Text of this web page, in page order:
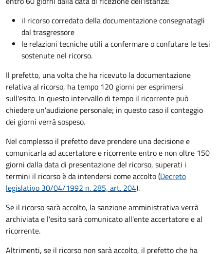
il ricorso corredato della documentazione consegnatagli
dal trasgressore
le relazioni tecniche utili a confermare o confutare le tesi
sostenute nel ricorso.
Il prefetto, una volta che ha ricevuto la documentazione
relativa al ricorso, ha tempo 120 giorni per esprimersi
sull'esito. In questo intervallo di tempo il ricorrente può
chiedere un'audizione personale; in questo caso il conteggio
dei giorni verrà sospeso.
Nel complesso il prefetto deve prendere una decisione e
comunicarla ad accertatore e ricorrente entro e non oltre 150
giorni dalla data di presentazione del ricorso, superati i
termini il ricorso è da intendersi come accolto (Decreto
legislativo 30/04/1992 n. 285, art. 204).
Se il ricorso sarà accolto, la sanzione amministrativa verrà
archiviata e l'esito sarà comunicato all'ente accertatore e al
ricorrente.
Altrimenti, se il ricorso non sarà accolto, il prefetto che ha